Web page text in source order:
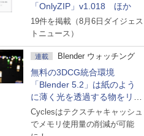
「OnlyZIP」v1.018 ほか
19件を掲載（8月6日ダイジェス
トニュース）
連載 Blender ウォッチング
無料の3DCG統合環境
「Blender 5.2」は紙のよう
に薄く光を透過する物をリア
ルに表現
Cyclesはテクスチャキャッシュ
でメモリ使用量の削減が可能